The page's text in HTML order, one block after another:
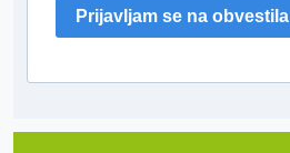
Prijavljam se na obvestila